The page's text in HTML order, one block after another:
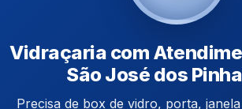
Vidraçaria com
São José dos
Precisa de box de vidro, porta,